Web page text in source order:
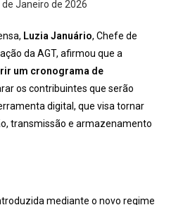
Luzia Januário, Chefe de
da AGT, afirmou que a
um cronograma de
os contribuintes que serão
digital, que visa tornar
transmissão e armazenamento
mediante o novo regime